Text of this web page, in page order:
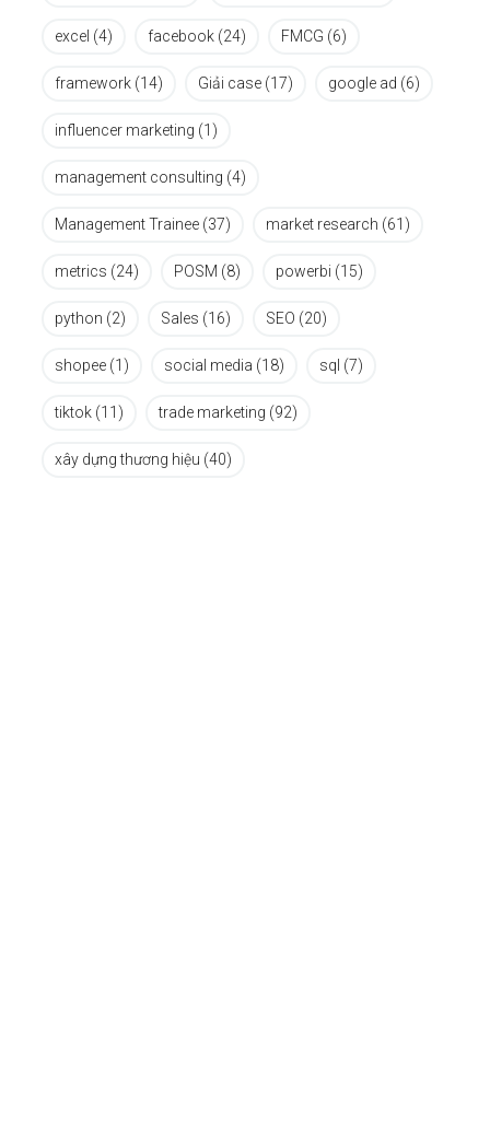
excel (4) facebook (24) FMCG (6)
framework (14) Giải case (17) google ad (6)
influencer marketing (1)
management consulting (4)
Management Trainee (37) market research (61)
metrics (24) POSM (8) powerbi (15)
python (2) Sales (16) SEO (20)
shopee (1) social media (18) sql (7)
tiktok (11) trade marketing (92)
xây dựng thương hiệu (40)